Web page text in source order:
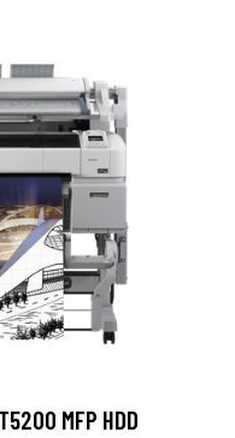
MFP HDD